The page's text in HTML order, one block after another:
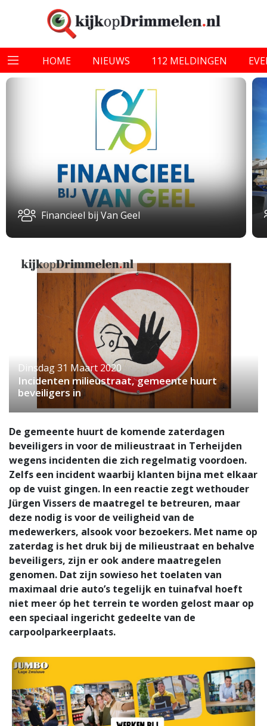
HOME NIEUWS 112 MELDINGEN
Financieel bij Van Geel
Dinsdag 31 Maart 2020
Incidenten milieustraat, gemeente huurt
beveiligers in
De gemeente huurt de komende zaterdagen
beveiligers in voor de milieustraat in Terheijden
wegens incidenten die zich regelmatig voordoen.
Zelfs een incident waarbij klanten bijna met elkaar
op de vuist gingen. In een reactie zegt wethouder
Jürgen Vissers de maatregel te betreuren, maar
deze nodig is voor de veiligheid van de
medewerkers, alsook voor bezoekers. Met name op
zaterdag is het druk bij de milieustraat en behalve
beveiligers, zijn er ook andere maatregelen
genomen. Dat zijn sowieso het toelaten van
maximaal drie auto’s tegelijk en tuinafval hoeft
niet meer óp het terrein te worden gelost maar op
een speciaal ingericht gedeelte van de
carpoolparkeerplaats.